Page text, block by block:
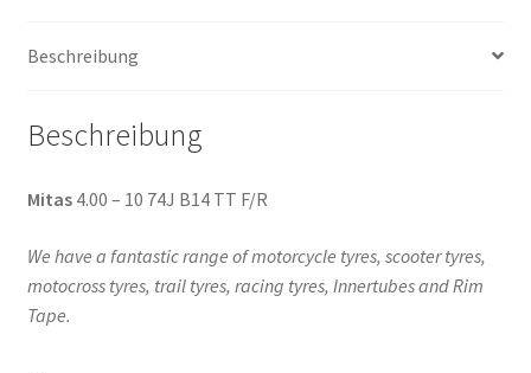
Menge
Beschreibung
Beschreibung
Mitas4.00 – 10 74J B14 TT F/R
We have a fantastic range of motorcycle tyres, scooter tyres,
motocross tyres, trail tyres, racing tyres, Innertubes and Rim
Tape.